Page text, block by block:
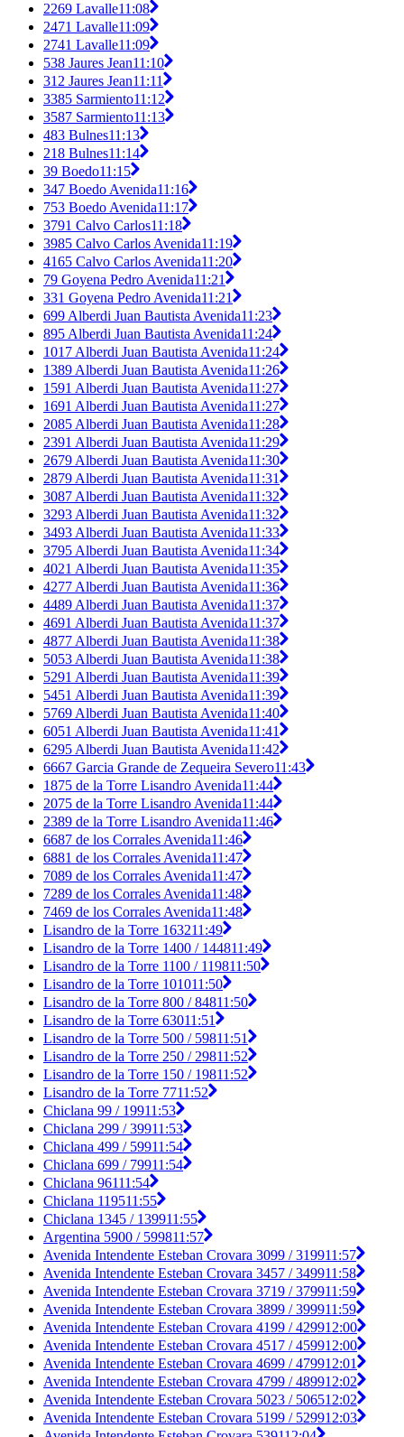
2269 Lavalle11:08
2471 Lavalle11:09
2741 Lavalle11:09
538 Jaures Jean11:10
312 Jaures Jean11:11
3385 Sarmiento11:12
3587 Sarmiento11:13
483 Bulnes11:13
218 Bulnes11:14
39 Boedo11:15
347 Boedo Avenida11:16
753 Boedo Avenida11:17
3791 Calvo Carlos11:18
3985 Calvo Carlos Avenida11:19
4165 Calvo Carlos Avenida11:20
79 Goyena Pedro Avenida11:21
331 Goyena Pedro Avenida11:21
699 Alberdi Juan Bautista Avenida11:23
895 Alberdi Juan Bautista Avenida11:24
1017 Alberdi Juan Bautista Avenida11:24
1389 Alberdi Juan Bautista Avenida11:26
1591 Alberdi Juan Bautista Avenida11:27
1691 Alberdi Juan Bautista Avenida11:27
2085 Alberdi Juan Bautista Avenida11:28
2391 Alberdi Juan Bautista Avenida11:29
2679 Alberdi Juan Bautista Avenida11:30
2879 Alberdi Juan Bautista Avenida11:31
3087 Alberdi Juan Bautista Avenida11:32
3293 Alberdi Juan Bautista Avenida11:32
3493 Alberdi Juan Bautista Avenida11:33
3795 Alberdi Juan Bautista Avenida11:34
4021 Alberdi Juan Bautista Avenida11:35
4277 Alberdi Juan Bautista Avenida11:36
4489 Alberdi Juan Bautista Avenida11:37
4691 Alberdi Juan Bautista Avenida11:37
4877 Alberdi Juan Bautista Avenida11:38
5053 Alberdi Juan Bautista Avenida11:38
5291 Alberdi Juan Bautista Avenida11:39
5451 Alberdi Juan Bautista Avenida11:39
5769 Alberdi Juan Bautista Avenida11:40
6051 Alberdi Juan Bautista Avenida11:41
6295 Alberdi Juan Bautista Avenida11:42
6667 Garcia Grande de Zequeira Severo11:43
1875 de la Torre Lisandro Avenida11:44
2075 de la Torre Lisandro Avenida11:44
2389 de la Torre Lisandro Avenida11:46
6687 de los Corrales Avenida11:46
6881 de los Corrales Avenida11:47
7089 de los Corrales Avenida11:47
7289 de los Corrales Avenida11:48
7469 de los Corrales Avenida11:48
Lisandro de la Torre 163211:49
Lisandro de la Torre 1400 / 144811:49
Lisandro de la Torre 1100 / 119811:50
Lisandro de la Torre 101011:50
Lisandro de la Torre 800 / 84811:50
Lisandro de la Torre 63011:51
Lisandro de la Torre 500 / 59811:51
Lisandro de la Torre 250 / 29811:52
Lisandro de la Torre 150 / 19811:52
Lisandro de la Torre 7711:52
Chiclana 99 / 19911:53
Chiclana 299 / 39911:53
Chiclana 499 / 59911:54
Chiclana 699 / 79911:54
Chiclana 96111:54
Chiclana 119511:55
Chiclana 1345 / 139911:55
Argentina 5900 / 599811:57
Avenida Intendente Esteban Crovara 3099 / 319911:57
Avenida Intendente Esteban Crovara 3457 / 349911:58
Avenida Intendente Esteban Crovara 3719 / 379911:59
Avenida Intendente Esteban Crovara 3899 / 399911:59
Avenida Intendente Esteban Crovara 4199 / 429912:00
Avenida Intendente Esteban Crovara 4517 / 459912:00
Avenida Intendente Esteban Crovara 4699 / 479912:01
Avenida Intendente Esteban Crovara 4799 / 489912:02
Avenida Intendente Esteban Crovara 5023 / 506512:02
Avenida Intendente Esteban Crovara 5199 / 529912:03